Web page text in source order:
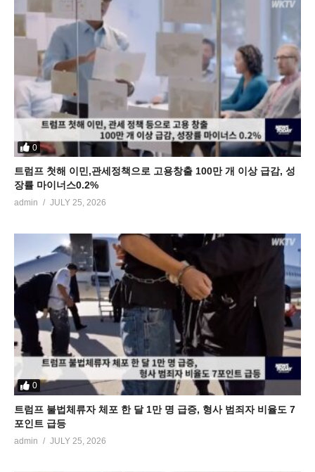
0
트럼프 첫해 이민,관세정책으로 고용창출 100만 개 이상 급감, 성
장률 마이너스0.2%
admin JULY 25, 2026
0
트럼프 불법체류자 체포 한 달 1만 명 급증, 형사 범죄자 비율도 7
포인트 급등
admin JULY 25, 2026